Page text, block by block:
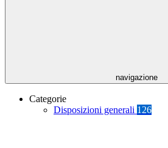
navigazione
Categorie
Disposizioni generali 126